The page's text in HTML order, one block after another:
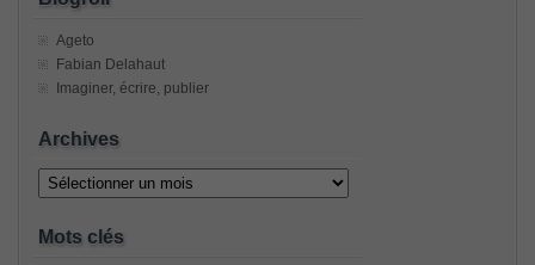
Ageto
Fabian Delahaut
Imaginer, écrire, publier
Archives
Archives
Mots clés